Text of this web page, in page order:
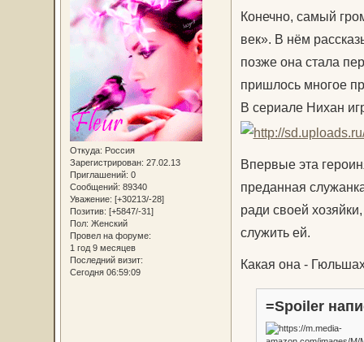
Откуда: Россия
Зарегистрирован: 27.02.13
Приглашений: 0
Сообщений: 89340
Уважение: [+30213/-28]
Позитив: [+5847/-31]
Пол: Женский
Провел на форуме:
1 год 9 месяцев
Последний визит:
Сегодня 06:59:09
Конечно, самый
век». В нём
позже она стала
пришлось многое
В сериале Нихан
Впервые эта
преданная
ради своей
служить ей.
Какая она -
=Spoiler